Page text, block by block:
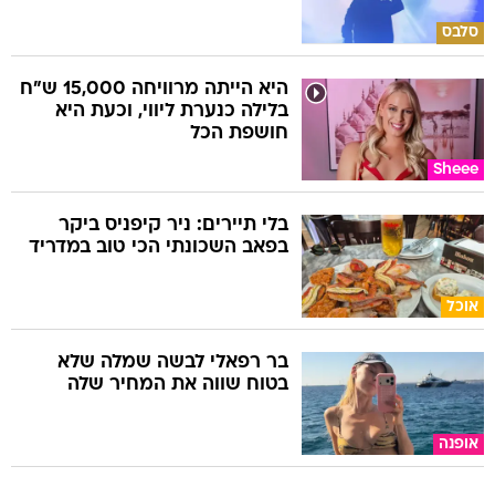
סלבס
Sheee
היא הייתה מרוויחה 15,000 ש"ח
בלילה כנערת ליווי, וכעת היא
חושפת הכל
אוכל
בלי תיירים: ניר קיפניס ביקר
בפאב השכונתי הכי טוב במדריד
אופנה
בר רפאלי לבשה שמלה שלא
בטוח שווה את המחיר שלה